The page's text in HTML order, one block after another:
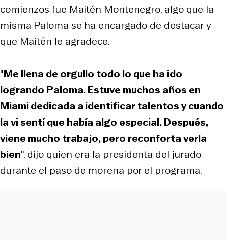
comienzos fue Maitén Montenegro, algo que la
misma Paloma se ha encargado de destacar y
que Maitén le agradece.
"Me llena de orgullo todo lo que ha ido
logrando Paloma. Estuve muchos años en
Miami dedicada a identificar talentos y cuando
la vi sentí que había algo especial. Después,
viene mucho trabajo, pero reconforta verla
bien", dijo quien era la presidenta del jurado
durante el paso de morena por el programa.